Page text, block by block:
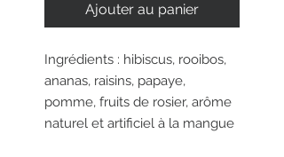
Ajouter au panier
Ingrédients : hibiscus, rooibos,
ananas, raisins, papaye,
pomme, fruits de rosier, arôme
naturel et artificiel à la mangue